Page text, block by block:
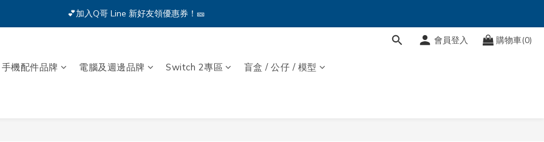
🔥iPhone 17 全系列熱銷中🔥點我購買 — !
💕加入Q哥 Line 新好友領優惠券！🎫
會員登入 購物車(0)
手機配件品牌 電腦及週邊品牌 Switch 2專區 盲盒 / 公仔 / 模型